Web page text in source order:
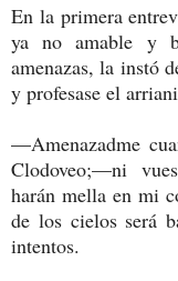
En la primera
ya no amable y
amenazas, la instó
y profesase el
—Amenazadme
Clodoveo;—ni
harán mella en mi
de los cielos será
intentos.